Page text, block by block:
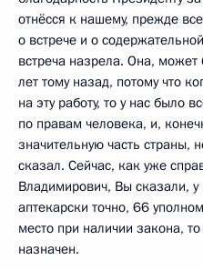
отнёсся к нашему, прежде
о встрече и о
встреча назрела. Она,
лет тому назад, потому что
на эту работу, то у нас было
по правам человека, и,
значительную часть страны,
сказал. Сейчас, как уже
Владимирович, Вы сказали, у
аптекарски точно, 66
место при наличии закона,
назначен.